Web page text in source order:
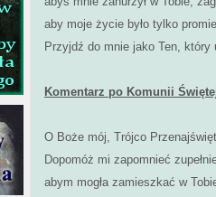
aby moje życie było tylko
Przyjdź do mnie jako Ten,
Komentarz po Komunii
O Boże mój, Trójco
Dopomóż mi zapomnieć
abym mogła zamieszkać w